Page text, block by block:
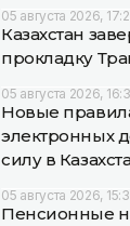
05 августа 2026,
Казахстан
прокладку
05 августа 2026,
Новые
электронных
силу в
05 августа 2026,
Пенсионные